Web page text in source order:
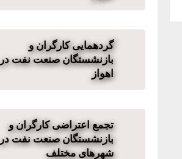
گردهمایی کارگران و
بازنشستگان صنعت نفت در
اهواز
تجمع اعتراضی کارگران و
بازنشستگان صنعت نفت در
شهرهای مختلف